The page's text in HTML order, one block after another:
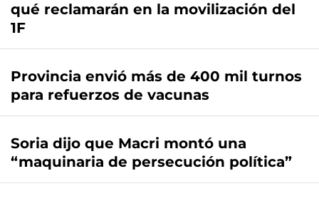
qué reclamarán en la movilización del
1F
Provincia envió más de 400 mil turnos
para refuerzos de vacunas
Soria dijo que Macri montó una
“maquinaria de persecución política”